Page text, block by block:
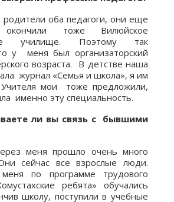
оба педагоги, они еще
тоже Вилюйское
училище. Поэтому так
у меня был организаторский
возраста. В детстве наша
журнал «Семья и школа», я им
Учителя мои тоже предложили,
именно эту специальность.
ли вы связь с бывшими
меня прошло очень много
сейчас все взрослые люди.
по программе трудового
ребята» обучались
школу, поступили в учебные